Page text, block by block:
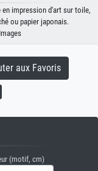
en impression d'art sur toile,
ou papier japonais.
aux Favoris
(motif, cm)